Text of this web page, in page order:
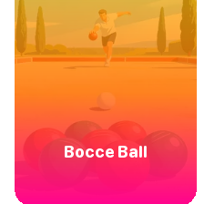
Bocce Ball